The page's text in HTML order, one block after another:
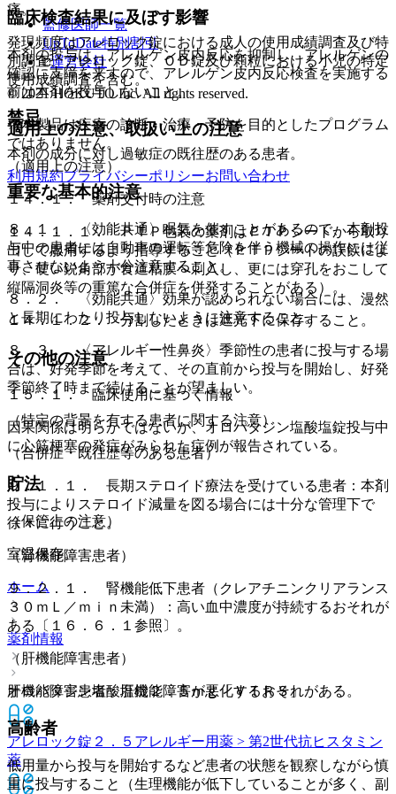
臨床検査結果に及ぼす影響
本剤の投与は、アレルゲン皮内反応を抑制し、アレルゲンの
確認に支障を来すので、アレルゲン皮内反応検査を実施する
前は本剤を投与しないこと。
適用上の注意、取扱い上の注意
（適用上の注意）
１４．１． 薬剤交付時の注意
１４．１．１． ＰＴＰ包装の薬剤はＰＴＰシートから取り
出して服用するよう指導すること（ＰＴＰシートの誤飲によ
り、硬い鋭角部が食道粘膜へ刺入し、更には穿孔をおこして
縦隔洞炎等の重篤な合併症を併発することがある）。
１４．１．２． 分割したときは遮光下に保存すること。
その他の注意
１５．１． 臨床使用に基づく情報
因果関係は明らかではないが、オロパタジン塩酸塩錠投与中
に心筋梗塞の発症がみられた症例が報告されている。
貯法
（保管上の注意）
室温保存。
ホーム
薬剤情報
オロパタジン塩酸塩錠２．５ｍｇ「ＶＴＲＳ」
アレロック錠２．５ アレルギー用薬 > 第2世代抗ヒスタミン
薬
痛。
発現頻度はアレロック錠における成人の使用成績調査及び特
別調査、アレロック錠、ＯＤ錠及び顆粒における小児の特定
使用成績調査を含む。
禁忌
本剤の成分に対し過敏症の既往歴のある患者。
重要な基本的注意
８．１． 〈効能共通〉眠気を催すことがあるので、本剤投
与中の患者には自動車の運転等危険を伴う機械の操作には従
事させないよう十分注意すること。
８．２． 〈効能共通〉効果が認められない場合には、漫然
と長期にわたり投与しないように注意すること。
８．３． 〈アレルギー性鼻炎〉季節性の患者に投与する場
合は、好発季節を考えて、その直前から投与を開始し、好発
季節終了時まで続けることが望ましい。
（特定の背景を有する患者に関する注意）
（合併症・既往歴等のある患者）
９．１．１． 長期ステロイド療法を受けている患者：本剤
投与によりステロイド減量を図る場合には十分な管理下で
徐々に行うこと。
（腎機能障害患者）
９．２．１． 腎機能低下患者（クレアチニンクリアランス
３０ｍＬ／ｍｉｎ未満）：高い血中濃度が持続するおそれが
ある〔１６．６．１参照〕。
（肝機能障害患者）
肝機能障害患者：肝機能障害が悪化するおそれがある。
高齢者
低用量から投与を開始するなど患者の状態を観察しながら慎
重に投与すること（生理機能が低下していることが多く、副
監修医師一覧
UpToDate特別割引
運営会社
© 2021 HOKUTO Inc. All rights reserved.
※本製品は疾病の診断・治療・予防を目的としたプログラム
ではありません。
利用規約プライバシーポリシーお問い合わせ